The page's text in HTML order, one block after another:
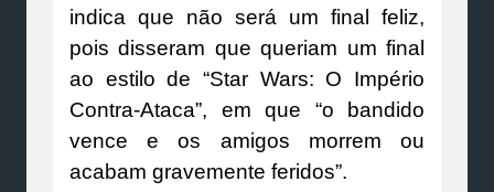
indica que não será um final feliz,
pois disseram que queriam um final
ao estilo de “Star Wars: O Império
Contra-Ataca”, em que “o bandido
vence e os amigos morrem ou
acabam gravemente feridos”.